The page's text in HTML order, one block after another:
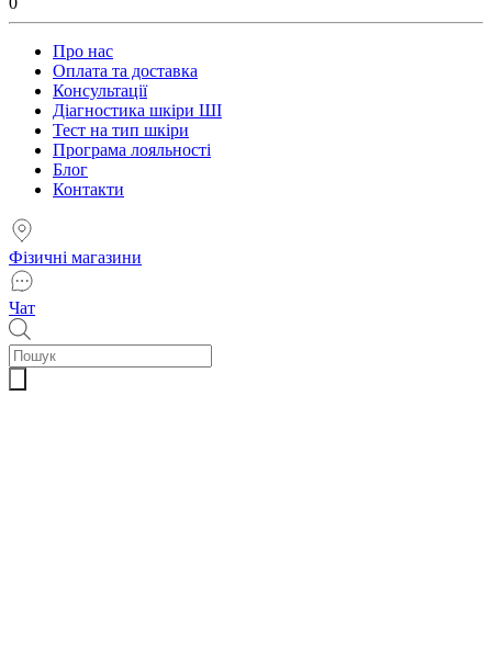
Про нас
Оплата та доставка
Консультації
Діагностика шкіри ШІ
Тест на тип шкіри
Програма лояльності
Блог
Контакти
Фізичні магазини
Чат
Пошук
товарів